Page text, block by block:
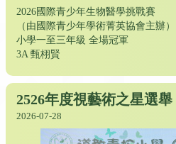
2026國際青少年生物醫學挑戰賽
（由國際青少年學術菁英協會主辦）
小學一至三年級 全場冠軍
3A 甄栩賢
2526年度視藝術之星選舉
2026-07-28